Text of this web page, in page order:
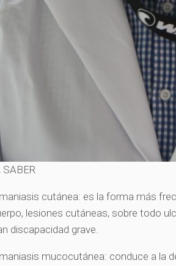
SABER
cutánea: es la forma más
lesiones cutáneas, sobre todo
discapacidad grave.
mucocutánea: conduce a la